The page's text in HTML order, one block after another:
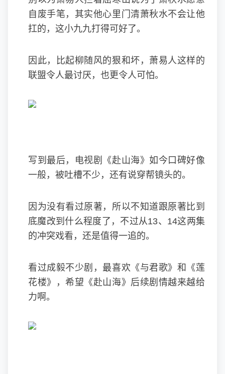
自废手笔，其实他心里门清萧秋水不会让他
扛的，这小九九打得可好了。
因此，比起柳随风的狠和坏，萧易人这样的
联盟令人最讨厌，也更令人可怕。
写到最后，电视剧《赴山海》如今口碑好像
一般，被吐槽不少，还有说穿帮镜头的。
因为没有看过原著，所以不知道跟原著比到
底魔改到什么程度了，不过从13、14这两集
的冲突戏看，还是值得一追的。
看过成毅不少剧，最喜欢《与君歌》和《莲
花楼》，希望《赴山海》后续剧情越来越给
力啊。